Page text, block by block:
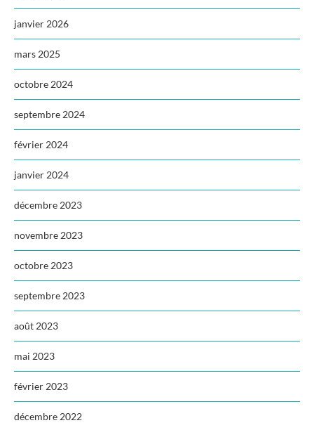
janvier 2026
mars 2025
octobre 2024
septembre 2024
février 2024
janvier 2024
décembre 2023
novembre 2023
octobre 2023
septembre 2023
août 2023
mai 2023
février 2023
décembre 2022